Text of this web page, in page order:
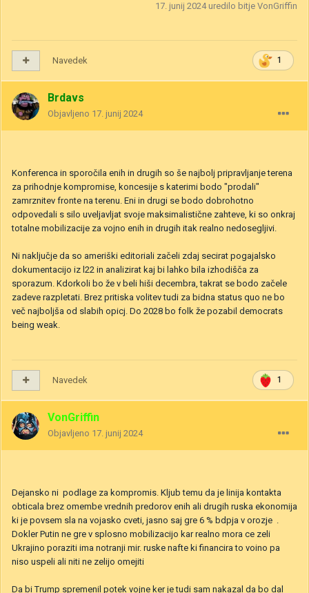
17. junij 2024uredilo bitje VonGriffin
1
Navedek
Brdavs
Objavljeno 17. junij 2024
Konferenca in sporočila enih in drugih so še najbolj pripravljanje terena
za prihodnje kompromise, koncesije s katerimi bodo "prodali"
zamrznitev fronte na terenu. Eni in drugi se bodo dobrohotno
odpovedali s silo uveljavljat svoje maksimalistične zahteve, ki so onkraj
totalne mobilizacije za vojno enih in drugih itak realno nedosegljivi.
Ni naključje da so ameriški editoriali začeli zdaj secirat pogajalsko
dokumentacijo iz l22 in analizirat kaj bi lahko bila izhodišča za
sporazum. Kdorkoli bo že v beli hiši decembra, takrat se bodo začele
zadeve razpletati. Brez pritiska volitev tudi za bidna status quo ne bo
več najboljša od slabih opicj. Do 2028 bo folk že pozabil democrats
being weak.
1
Navedek
VonGriffin
Objavljeno 17. junij 2024
Dejansko ni podlage za kompromis. Kljub temu da je linija kontakta
obticala brez omembe vrednih predorov enih ali drugih ruska ekonomija
ki je povsem sla na vojasko cveti, jasno saj gre 6 % bdpja v orozje .
Dokler Putin ne gre v splosno mobilizacijo kar realno mora ce zeli
Ukrajino poraziti ima notranji mir. ruske nafte ki financira to voino pa
niso uspeli ali niti ne zelijo omejiti
Da bi Trump spremenil potek vojne ker je tudi sam nakazal da bo dal